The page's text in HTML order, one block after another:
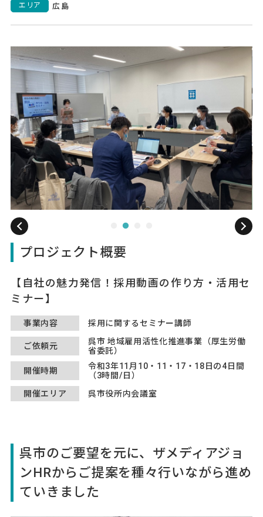
エリア 広島
プロジェクト概要
自社の魅力発信！採用動画の作り方・活用セ
ミナー
事業内容 採用に関するセミナー講師
ご依頼元
呉市 地域雇用活性化推進事業（厚生労働
省委託）
開催時期
令和3年11月10・11・17・18日の4日間
（3時間/日）
開催エリア
呉市役所内会議室
呉市のご要望を元に、ザメディアジョ
ンHRからご提案を種々行いながら進め
ていきました